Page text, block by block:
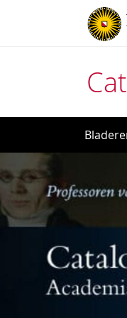
naar
het
inhoud